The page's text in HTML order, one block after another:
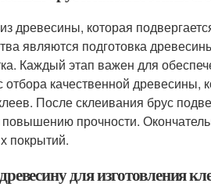
древесины, которая
являются подготовка
Каждый этап важен для
качественной древесины,
После склеивания брус
повышению прочности.
покрытий.
для изготовления